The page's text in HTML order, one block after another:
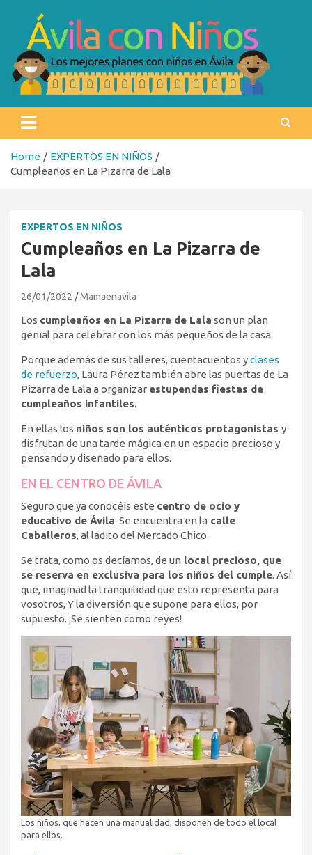
content
Ávila con niños
Home
EXPERTOS EN NIÑOS
Cumpleaños en La Pizarra de Lala
EXPERTOS EN NIÑOS
Cumpleaños en La Pizarra de
Lala
26/01/2022 Mamaenavila
Los cumpleaños en La Pizarra de Lala son un plan
genial para celebrar con los más pequeños de la casa.
Porque además de sus talleres, cuentacuentos yclases
de refuerzo, Laura Pérez también abre las puertas de La
Pizarra de Lala a organizar estupendas fiestas de
cumpleaños infantiles.
En ellas los niños son los auténticos protagonistas y
disfrutan de una tarde mágica en un espacio precioso y
pensando y diseñado para ellos.
EN EL CENTRO DE ÁVILA
Seguro que ya conocéis este centro de ocio y
educativo de Ávila. Se encuentra en la calle
Caballeros, al ladito del Mercado Chico.
Se trata, como os decíamos, de un local precioso, que
se reserva en exclusiva para los niños del cumple. Así
que, imaginad la tranquilidad que esto representa para
vosotros, Y la diversión que supone para ellos, por
supuesto. ¡Se sienten como reyes!
Los niños, que hacen una manualidad, disponen de todo el local
para ellos.